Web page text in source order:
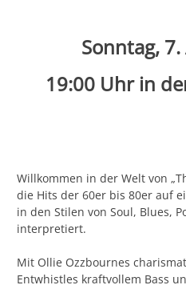
Sonntag,
19:00 Uhr in
Willkommen in der Welt von
die Hits der 60er bis 80er auf
in den Stilen von Soul, Blues,
interpretiert.
Mit Ollie Ozzbournes
Entwhistles kraftvollem Bass